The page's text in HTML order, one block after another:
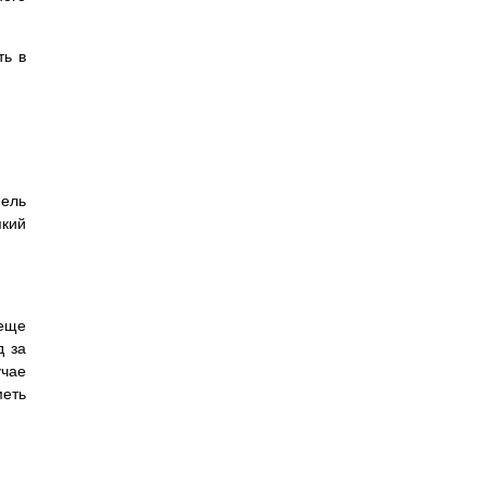
в
за